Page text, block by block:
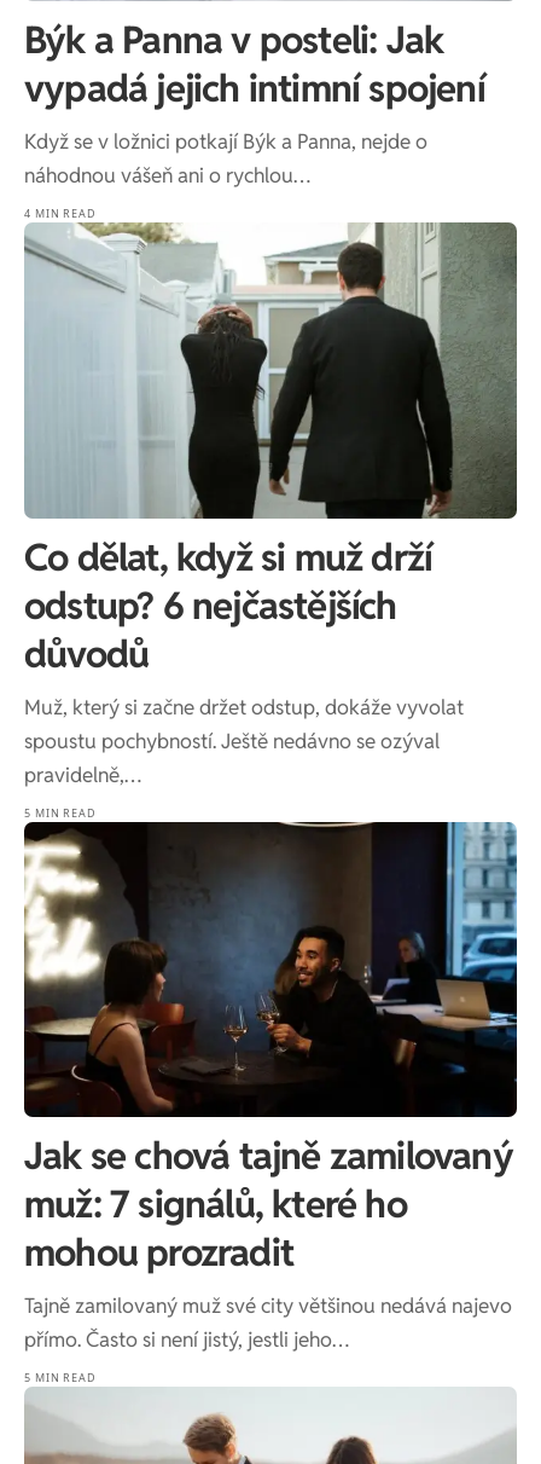
Býk a Panna v posteli: Jak
vypadá jejich intimní spojení
Když se v ložnici potkají Býk a Panna, nejde o
náhodnou vášeň ani o rychlou…
4 MIN READ
Co dělat, když si muž drží
odstup? 6 nejčastějších
důvodů
Muž, který si začne držet odstup, dokáže vyvolat
spoustu pochybností. Ještě nedávno se ozýval
pravidelně,…
5 MIN READ
Jak se chová tajně zamilovaný
muž: 7 signálů, které ho
mohou prozradit
Tajně zamilovaný muž své city většinou nedává najevo
přímo. Často si není jistý, jestli jeho…
5 MIN READ